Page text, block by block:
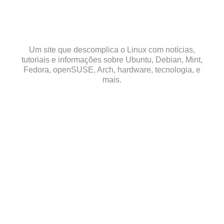
Um site que descomplica o Linux com notícias,
tutoriais e informações sobre Ubuntu, Debian, Mint,
Fedora, openSUSE, Arch, hardware, tecnologia, e
mais.